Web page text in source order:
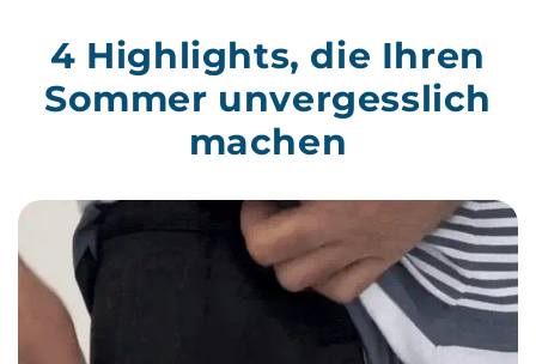
4 Highlights, die Ihren
Sommer unvergesslich
machen